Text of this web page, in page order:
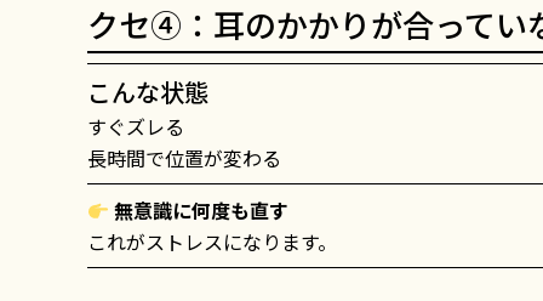
クセ④：耳のかかりが合ってい
こんな状態
すぐズレる
長時間で位置が変わる
無意識に何度も直す
これがストレスになります。